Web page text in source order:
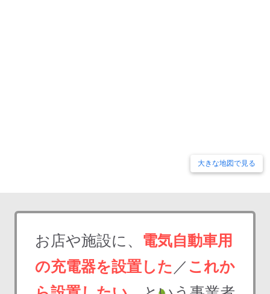
大きな地図で見る
お店や施設に、 電気自動車用
の充電器を設置した ／ これか